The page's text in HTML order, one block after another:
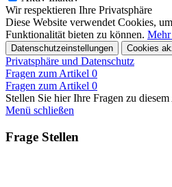
Wir respektieren Ihre Privatsphäre
Diese Website verwendet Cookies,
Funktionalität bieten zu können.
Datenschutzeinstellungen Cookies
Privatsphäre und Datenschutz
Fragen zum Artikel 0
Fragen zum Artikel 0
Stellen Sie hier Ihre Fragen zu
Menü schließen
Frage Stellen